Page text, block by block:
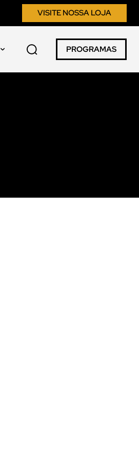
VISITE NOSSA LOJA
PROGRAMAS